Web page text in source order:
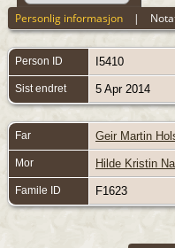
Personlig informasjon |
Person ID I5410
Sist endret 5 Apr 2014
Far Geir Martin
Mor Hilde Kristin
Famile ID F1623